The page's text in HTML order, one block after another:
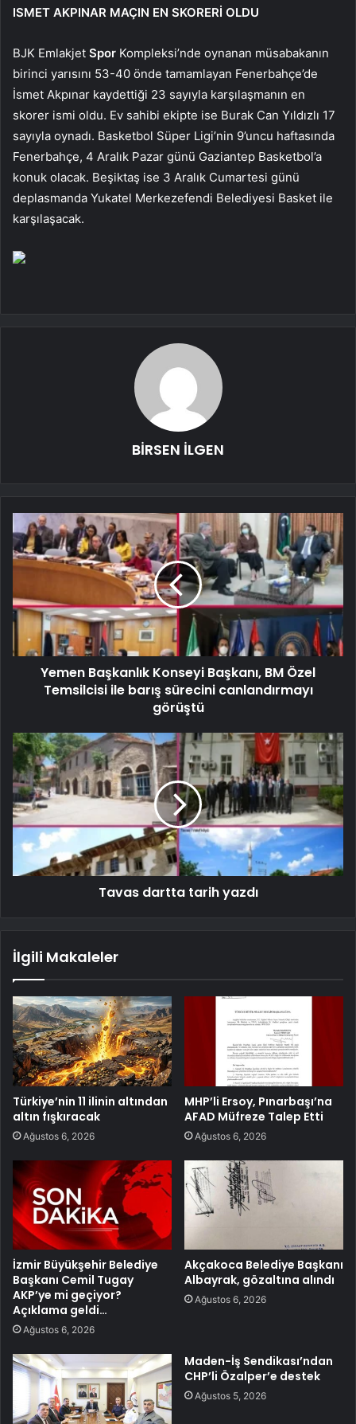
ISMET AKPINAR MAÇIN EN SKORERİ OLDU
BJK Emlakjet Spor Kompleksi’nde oynanan müsabakanın
birinci yarısını 53-40 önde tamamlayan Fenerbahçe’de
İsmet Akpınar kaydettiği 23 sayıyla karşılaşmanın en
skorer ismi oldu. Ev sahibi ekipte ise Burak Can Yıldızlı 17
sayıyla oynadı. Basketbol Süper Ligi’nin 9’uncu haftasında
Fenerbahçe, 4 Aralık Pazar günü Gaziantep Basketbol’a
konuk olacak. Beşiktaş ise 3 Aralık Cumartesi günü
deplasmanda Yukatel Merkezefendi Belediyesi Basket ile
karşılaşacak.
BİRSEN İLGEN
Yemen Başkanlık Konseyi Başkanı, BM Özel
Temsilcisi ile barış sürecini canlandırmayı
görüştü
Tavas dartta tarih yazdı
İlgili Makaleler
Türkiye’nin 11 ilinin altından
altın fışkıracak
Ağustos 6, 2026
MHP’li Ersoy, Pınarbaşı’na
AFAD Müfreze Talep Etti
Ağustos 6, 2026
İzmir Büyükşehir Belediye
Başkanı Cemil Tugay
AKP’ye mi geçiyor?
Açıklama geldi…
Ağustos 6, 2026
Akçakoca Belediye Başkanı
Albayrak, gözaltına alındı
Ağustos 6, 2026
Maden-İş Sendikası’ndan
CHP’li Özalper’e destek
Ağustos 5, 2026